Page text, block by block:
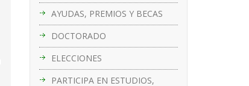
AYUDAS, PREMIOS Y BECAS
DOCTORADO
ELECCIONES
PARTICIPA EN ESTUDIOS,